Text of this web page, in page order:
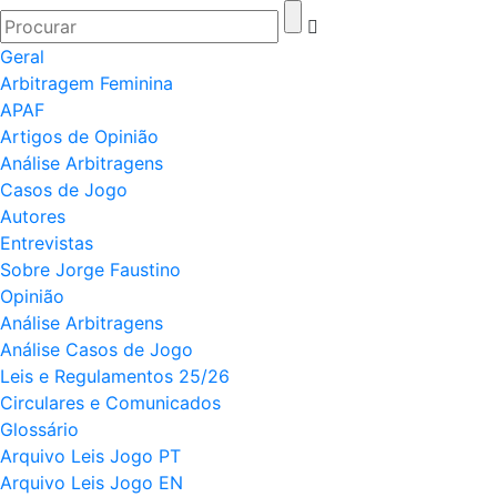
Geral
Arbitragem Feminina
APAF
Artigos de Opinião
Análise Arbitragens
Casos de Jogo
Autores
Entrevistas
Sobre Jorge Faustino
Opinião
Análise Arbitragens
Análise Casos de Jogo
Leis e Regulamentos 25/26
Circulares e Comunicados
Glossário
Arquivo Leis Jogo PT
Arquivo Leis Jogo EN